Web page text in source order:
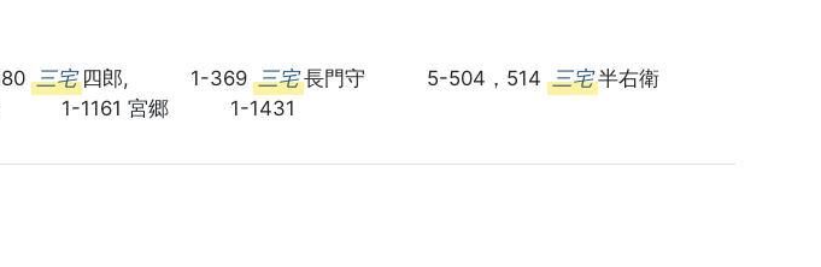
三宅 四郎, 1-369 三宅 長門守 5-504，514 三宅 半右衛
1-1161 宮郷 1-1431